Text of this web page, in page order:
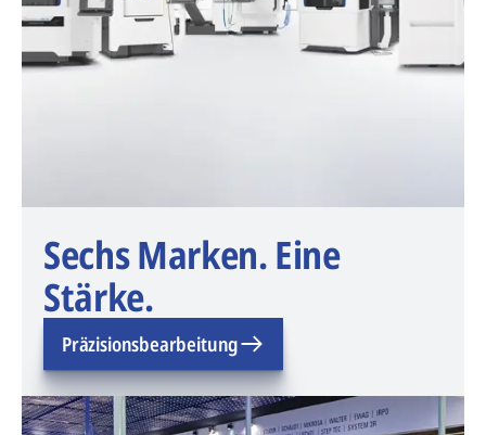
Sechs Marken. Eine
Stärke.
Präzisionsbearbeitung